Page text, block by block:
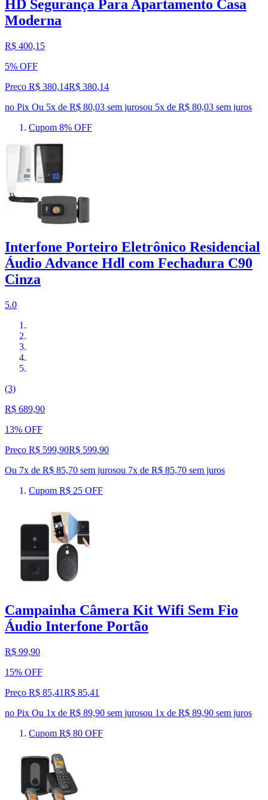
HD Segurança Para Apartamento Casa
Moderna
R$ 400,15
5% OFF
Preço R$ 380,14R$ 380,14
no Pix Ou 5x de R$ 80,03 sem jurosou 5x de R$ 80,03 sem juros
Cupom 8% OFF
Interfone Porteiro Eletrônico Residencial
Áudio Advance Hdl com Fechadura C90
Cinza
5.0
(3)
R$ 689,90
13% OFF
Preço R$ 599,90R$ 599,90
Ou 7x de R$ 85,70 sem jurosou 7x de R$ 85,70 sem juros
Cupom R$ 25 OFF
Campainha Câmera Kit Wifi Sem Fio
Áudio Interfone Portão
R$ 99,90
15% OFF
Preço R$ 85,41R$ 85,41
no Pix Ou 1x de R$ 89,90 sem jurosou 1x de R$ 89,90 sem juros
Cupom R$ 80 OFF